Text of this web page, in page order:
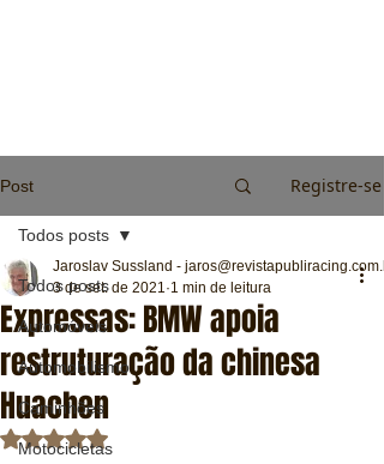
Post Registre-se
Todos posts
Automóveis
Automobilismo
Caminhões
Motocicletas
Todos posts
Expressas: BMW apoia
restruturação da chinesa
Huachen
Jaroslav Sussland -
3 de set. de 2021 1 min de leitura
Avaliado com NaN de 5 estrelas.